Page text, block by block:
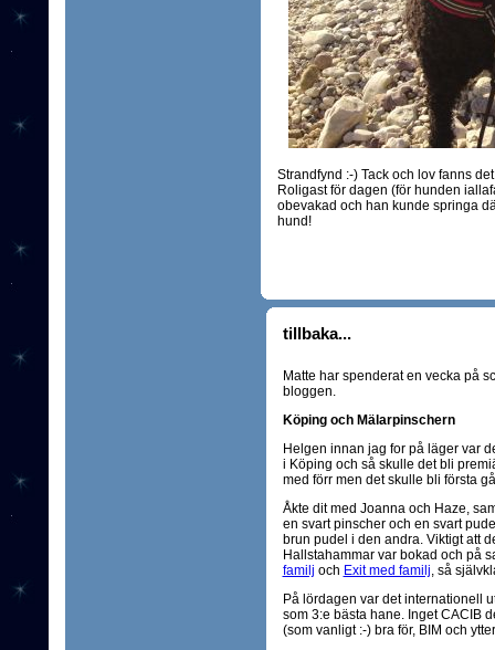
Strandfynd :-) Tack och lov fanns
Roligast för dagen (för hunden
obevakad och han kunde springa
hund!
tillbaka...
Matte har spenderat en vecka på
bloggen.
Köping och Mälarpinschern
Helgen innan jag for på läger var
i Köping och så skulle det bli
med förr men det skulle bli första
Åkte dit med Joanna och Haze,
en svart pinscher och en svart
brun pudel i den andra. Viktigt att
Hallstahammar var bokad och på
familj och Exit med familj, så
På lördagen var det internationell
som 3:e bästa hane. Inget CACIB
(som vanligt :-) bra för, BIM och